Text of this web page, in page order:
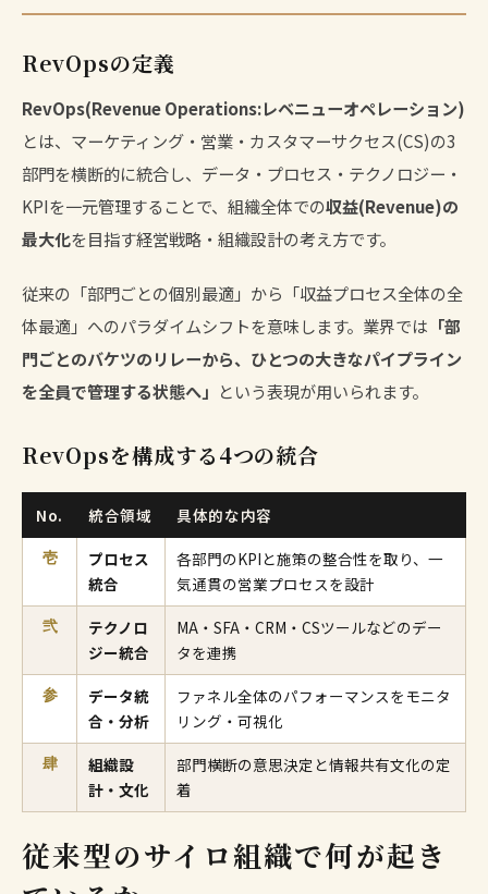
RevOpsの定義
RevOps(Revenue Operations:レベニューオペレーション)
とは、マーケティング・営業・カスタマーサクセス(CS)の3
部門を横断的に統合し、データ・プロセス・テクノロジー・
KPIを一元管理することで、組織全体での収益(Revenue)の
最大化を目指す経営戦略・組織設計の考え方です。
従来の「部門ごとの個別最適」から「収益プロセス全体の全
体最適」へのパラダイムシフトを意味します。業界では 「部
門ごとのバケツのリレーから、ひとつの大きなパイプライン
を全員で管理する状態へ」 という表現が用いられます。
RevOpsを構成する4つの統合
No. 統合領域 具体的な内容
壱
プロセス
統合
各部門のKPIと施策の整合性を取り、一
気通貫の営業プロセスを設計
弐
テクノロ
ジー統合
MA・SFA・CRM・CSツールなどのデー
タを連携
参
データ統
合・分析
ファネル全体のパフォーマンスをモニタ
リング・可視化
肆
組織設
計・文化
部門横断の意思決定と情報共有文化の定
着
従来型のサイロ組織で何が起き